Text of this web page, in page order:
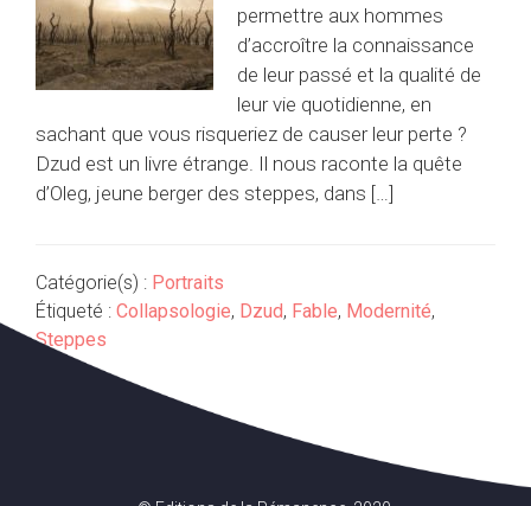
permettre aux hommes
d’accroître la connaissance
de leur passé et la qualité de
leur vie quotidienne, en
sachant que vous risqueriez de causer leur perte ?
Dzud est un livre étrange. Il nous raconte la quête
d’Oleg, jeune berger des steppes, dans […]
Catégorie(s) : Portraits
Étiqueté : Collapsologie, Dzud, Fable, Modernité,
Steppes